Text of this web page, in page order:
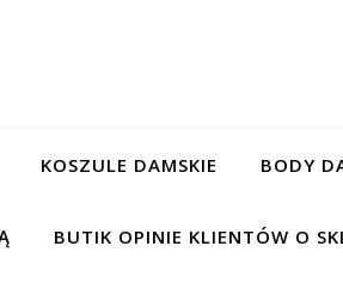
KOSZULE DAMSKIE BODY
BUTIK OPINIE KLIENTÓW O